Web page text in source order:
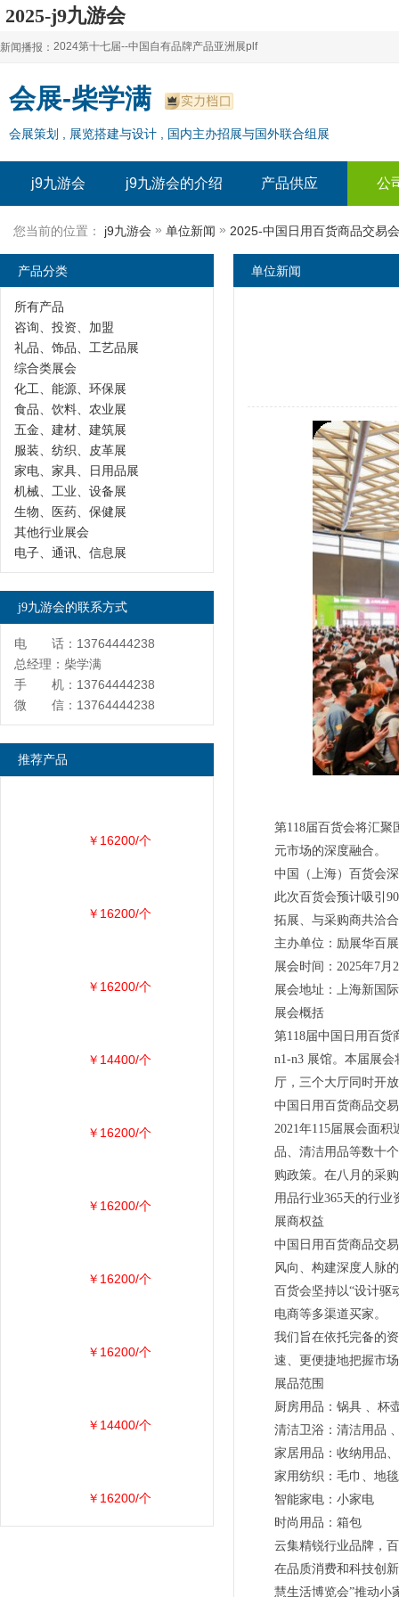
2025-j9九游会
新闻播报：
2024上海自有品牌展--百货展|食品展 零售展|oem展
2024全球自有--品牌产品亚洲展（plf）
2024上海自有品牌展--2024上海oem 贴牌代加工展
2024第十七届--中国自有品牌产品亚洲展plf
2024全球自有--品牌产品亚洲展（plf）
2024年上海--第17届自有品牌展
会展-柴学满
会展策划 , 展览搭建与设计 , 国内主办招展与国外联合组展
j9九游会 j9九游会的介绍 产品供应 公
您当前的位置： j9九游会 » 单位新闻 » 2025-中国日用百货商品交易
单位新闻
第118届百货会将汇聚
元市场的深度融合。
中国（上海）百货会
此次百货会预计吸引
拓展、与采购商共洽
主办单位：励展华百
展会时间：2025年7月
展会地址：上海新国
展会概括
第118届中国日用百货
n1-n3 展馆。本届展
厅，三个大厅同时开
中国日用百货商品交
2021年115届展会面
品、清洁用品等数十
购政策。在八月的采
用品行业365天的行业
展商权益
中国日用百货商品交
风向、构建深度人脉
百货会坚持以“设计驱
电商等多渠道买家。
我们旨在依托完备的
速、更便捷地把握市
展品范围
厨房用品：锅具 、杯
清洁卫浴：清洁用品
家居用品：收纳用品
家用纺织：毛巾、地
智能家电：小家电
时尚用品：箱包
云集精锐行业品牌，
在品质消费和科技创
慧生活博览会”推动小
产品分类
所有产品
咨询、投资、加盟
礼品、饰品、工艺品展
综合类展会
化工、能源、环保展
食品、饮料、农业展
五金、建材、建筑展
服装、纺织、皮革展
家电、家具、日用品展
机械、工业、设备展
生物、医药、保健展
其他行业展会
电子、通讯、信息展
j9九游会的联系方式
电 话：13764444238
总经理：柴学满
手 机：13764444238
微 信：13764444238
推荐产品
￥16200/个
￥16200/个
￥16200/个
￥14400/个
￥16200/个
￥16200/个
￥16200/个
￥16200/个
￥14400/个
￥16200/个